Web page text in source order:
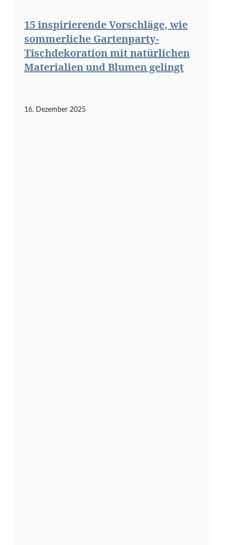
15 inspirierende Vorschläge, wie
sommerliche Gartenparty-
Tischdekoration mit natürlichen
Materialien und Blumen gelingt
16. Dezember 2025